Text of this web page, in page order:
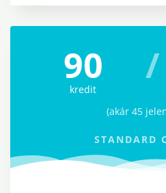
90
kredit
/
(akár 45
STANDARD